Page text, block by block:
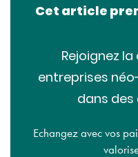
Cet article
Rejoignez
entreprises
dans des
Echangez avec vos